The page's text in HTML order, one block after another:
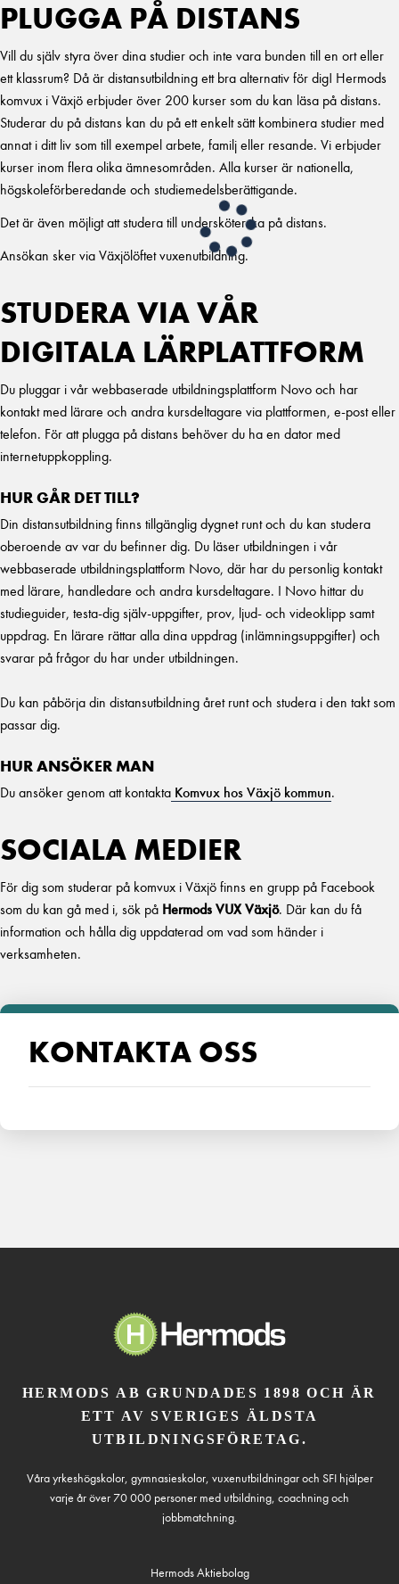
PLUGGA PÅ DISTANS
Vill du själv styra över dina studier och inte vara bunden till en ort eller
ett klassrum? Då är distansutbildning ett bra alternativ för dig! Hermods
komvux i Växjö erbjuder över 200 kurser som du kan läsa på distans.
Studerar du på distans kan du på ett enkelt sätt kombinera studier med
annat i ditt liv som till exempel arbete, familj eller resande. Vi erbjuder
kurser inom flera olika ämnesområden. Alla kurser är nationella,
högskoleförberedande och studiemedelsberättigande.
Det är även möjligt att studera till undersköterska på distans.
Ansökan sker via Växjölöftet vuxenutbildning.
STUDERA VIA VÅR
DIGITALA LÄRPLATTFORM
Du pluggar i vår webbaserade utbildningsplattform Novo och har
kontakt med lärare och andra kursdeltagare via plattformen, e-post eller
telefon. För att plugga på distans behöver du ha en dator med
internetuppkoppling.
HUR GÅR DET TILL?
Din distansutbildning finns tillgänglig dygnet runt och du kan studera
oberoende av var du befinner dig. Du läser utbildningen i vår
webbaserade utbildningsplattform Novo, där har du personlig kontakt
med lärare, handledare och andra kursdeltagare. I Novo hittar du
studieguider, testa-dig själv-uppgifter, prov, ljud- och videoklipp samt
uppdrag. En lärare rättar alla dina uppdrag (inlämningsuppgifter) och
svarar på frågor du har under utbildningen.
Du kan påbörja din distansutbildning året runt och studera i den takt som
passar dig.
HUR ANSÖKER MAN
Du ansöker genom att kontakta Komvux hos Växjö kommun.
SOCIALA MEDIER
För dig som studerar på komvux i Växjö finns en grupp på Facebook
som du kan gå med i, sök på Hermods VUX Växjö. Där kan du få
information och hålla dig uppdaterad om vad som händer i
verksamheten.
KONTAKTA OSS
HERMODS AB GRUNDADES 1898 OCH ÄR
ETT AV SVERIGES ÄLDSTA
UTBILDNINGSFÖRETAG.
Våra yrkeshögskolor, gymnasieskolor, vuxenutbildningar och SFI hjälper
varje år över 70 000 personer med utbildning, coachning och
jobbmatchning.
Hermods Aktiebolag